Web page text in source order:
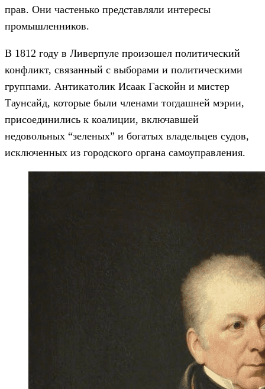
прав. Они частенько представляли интересы
промышленников.
В 1812 году в Ливерпуле произошел политический
конфликт, связанный с выборами и политическими
группами. Антикатолик Исаак Гаскойн и мистер
Таунсайд, которые были членами тогдашней мэрии,
присоединились к коалиции, включавшей
недовольных “зеленых” и богатых владельцев судов,
исключенных из городского органа самоуправления.